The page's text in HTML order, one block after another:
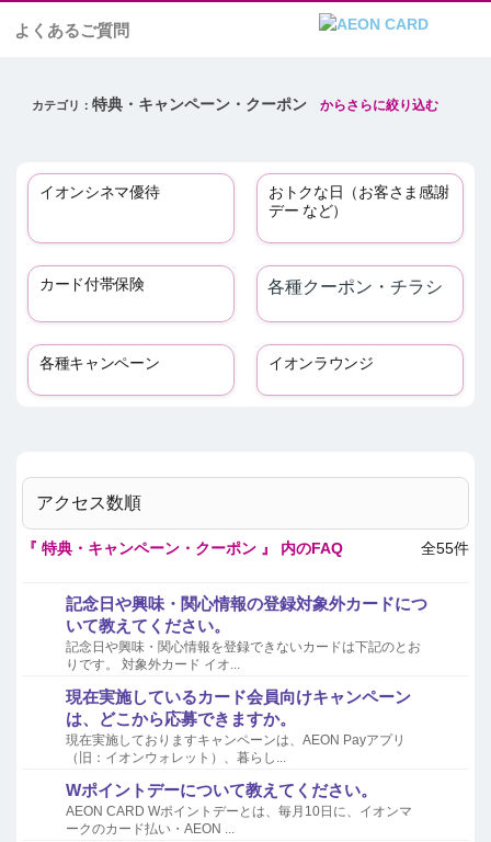
よくあるご質問
特典・キャンペーン・クーポン
イオンシネマ優待
おトクな日（お客さま感謝
デー など）
カード付帯保険 各種クーポン・チラシ
各種キャンペーン イオンラウンジ
『 特典・キャンペーン・クーポン 』 内のFAQ 全55件
記念日や興味・関心情報の登録対象外カードにつ
いて教えてください。
記念日や興味・関心情報を登録できないカードは下記のとお
りです。 対象外カード イオ...
現在実施しているカード会員向けキャンペーン
は、どこから応募できますか。
現在実施しておりますキャンペーンは、AEON Payアプリ
（旧：イオンウォレット）、暮らし...
Wポイントデーについて教えてください。
AEON CARD Wポイントデーとは、毎月10日に、イオンマ
ークのカード払い・AEON ...